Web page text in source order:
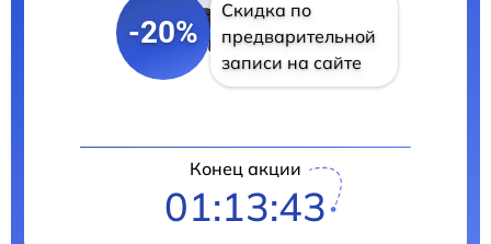
-20%
Скидка по
предварительной
записи на сайте
Конец акции
01:13:42